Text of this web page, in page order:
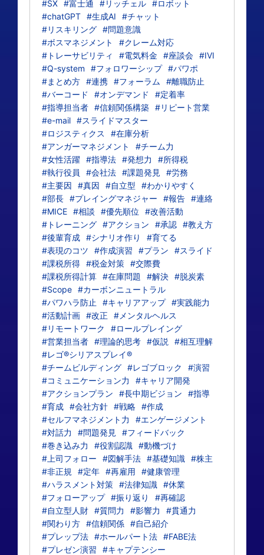
#SX #富士通 #リッチェル #ロボット
#chatGPT #生成AI
#チャット
#リスキリング #問題意識
#ボスマネジメント
#クレーム対応
#トレーサビリティ
#電気料金 #座談会 #IVI
#Q-system
#フォロワーシップ #パワポ
#まとめ方 #連携 #フォーラム
#離職防止
#バーコード
#オンデマンド
#定着率
#指導担当者 #信頼関係構築 #リピート営業
#e-mail #スライドマスター
#ロジスティクス
#在庫分析
#アンガーマネジメント
#チーム力
#女性活躍 #指導法 #発想力
#所得税
#執行役員
#会社法 #課題発見
#労務
#主要因
#真因 #自立型
#わかりやすく
#部長 #プレイングマネジャー #報告 #連絡
#MICE #相談 #優先順位
#改善活動
#トレーニング #アクション #承認 #教え方
#後輩育成 #シナリオ作り
#育てる
#表現のコツ
#作成演習 #プラン
#スライド
#課税所得 #税金対策 #交際費
#課税所得計算 #在庫問題 #解決 #脱炭素
#Scope #カーボンニュートラル
#パワハラ防止
#キャリアアップ #実践能力
#活動計画 #改正
#メンタルヘルス
#リモートワーク
#ロールプレイング
#営業担当者 #理論的思考 #仮説
#相互理解
#レゴ®シリアスプレイ®
#チームビルディング #レゴブロック
#演習
#コミュニケーション力
#キャリア開発
#アクションプラン
#長中期ビジョン
#指導
#育成 #会社方針 #戦略 #作成
#セルフマネジメント力
#エンゲージメント
#対話力
#問題発見
#フィードバック
#巻き込み力
#役割認識 #動機づけ
#上司フォロー
#図解手法 #基礎知識 #株主
#非正規
#定年 #再雇用
#健康管理
#ハラスメント対策 #法律知識 #休業
#フォローアップ #振り返り
#再確認
#自立型人財 #質問力 #影響力
#貫通力
#関わり方 #信頼関係 #自己紹介
#プレップ法 #ホールパート法 #FABE法
#プレゼン演習
#キャプテンシー